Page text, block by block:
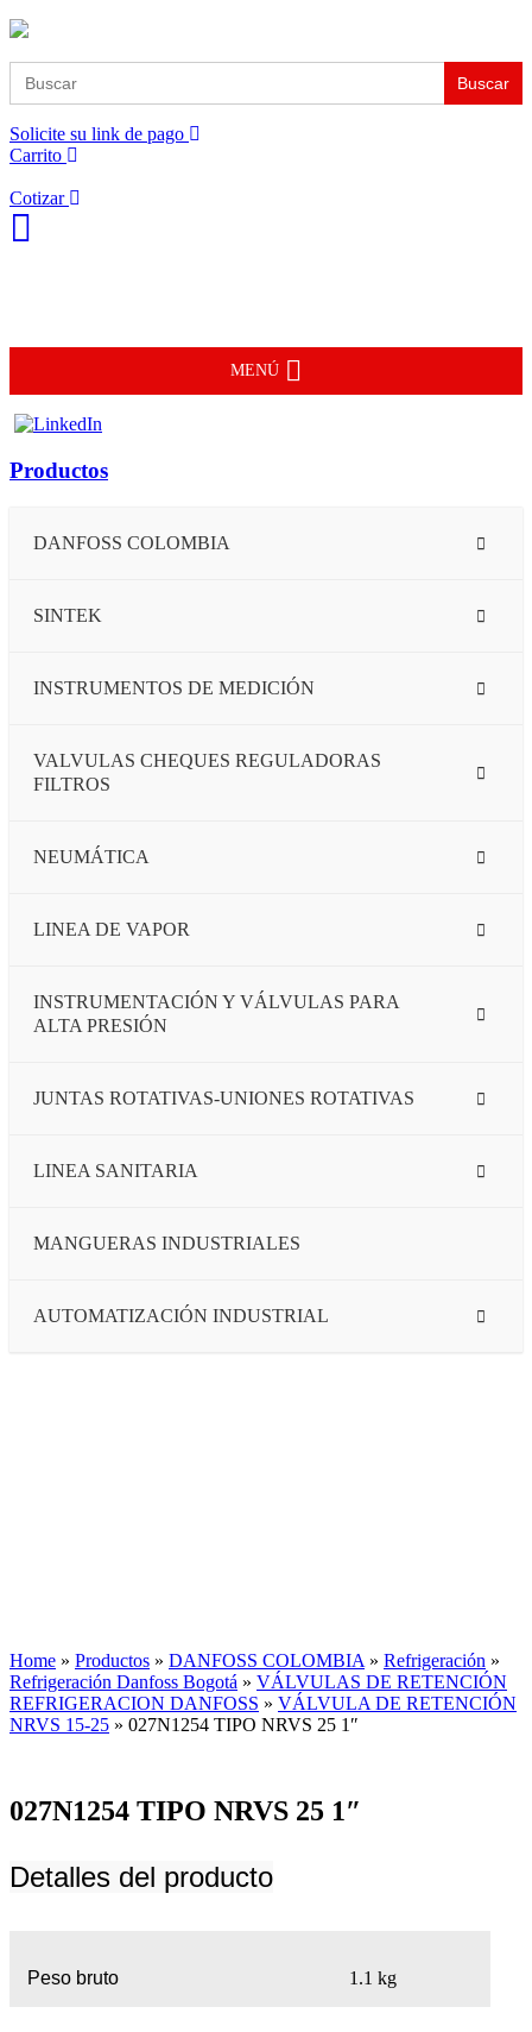
Buscar:
Solicite su link de pago
Carrito
Cotizar
MENÚ
Productos
DANFOSS COLOMBIA
SINTEK
INSTRUMENTOS DE MEDICIÓN
VALVULAS CHEQUES REGULADORAS
FILTROS
NEUMÁTICA
LINEA DE VAPOR
INSTRUMENTACIÓN Y VÁLVULAS PARA
ALTA PRESIÓN
JUNTAS ROTATIVAS-UNIONES ROTATIVAS
LINEA SANITARIA
MANGUERAS INDUSTRIALES
AUTOMATIZACIÓN INDUSTRIAL
Home » Productos » DANFOSS COLOMBIA » Refrigeración »
Refrigeración Danfoss Bogotá » VÁLVULAS DE RETENCIÓN
REFRIGERACION DANFOSS » VÁLVULA DE RETENCIÓN
NRVS 15-25 » 027N1254 TIPO NRVS 25 1″
027N1254 TIPO NRVS 25 1″
Detalles del producto
Peso bruto 1.1 kg